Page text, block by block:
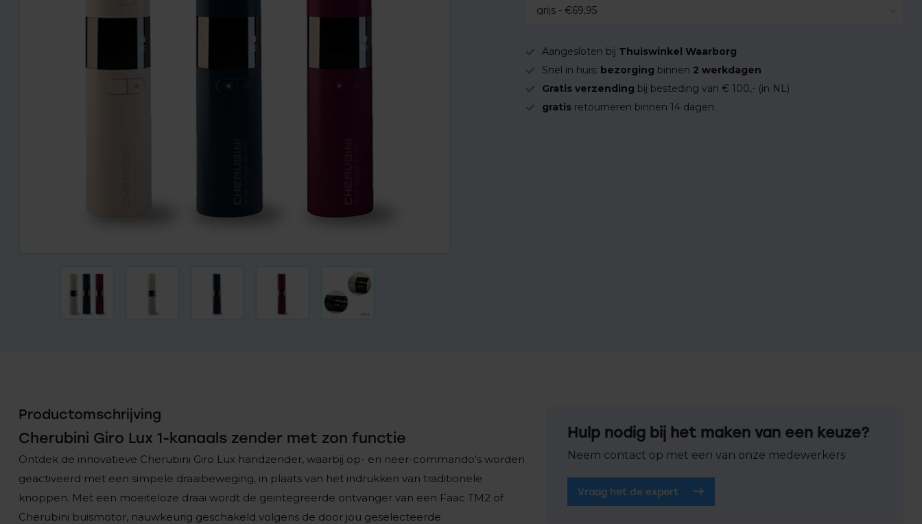
Aangesloten bij Thuiswinkel Waarborg
Snel in huis: bezorging binnen 2 werkdagen
Gratis verzending bij besteding van € 100,- (in NL)
gratis retourneren binnen 14 dagen
Productomschrijving
Cherubini Giro Lux 1-kanaals zender met zon functie
Ontdek de innovatieve Cherubini Giro Lux handzender, waarbij op- en neer-commando's worden
geactiveerd met een simpele draaibeweging, in plaats van het indrukken van traditionele
knoppen. Met een moeiteloze draai wordt de geintegreerde ontvanger van een Faac TM2 of
Cherubini buismotor, nauwkeurig geschakeld volgens de door jou geselecteerde
Hulp nodig bij het maken van een keuze?
Neem contact op met een van onze medewerkers
Vraag het de expert